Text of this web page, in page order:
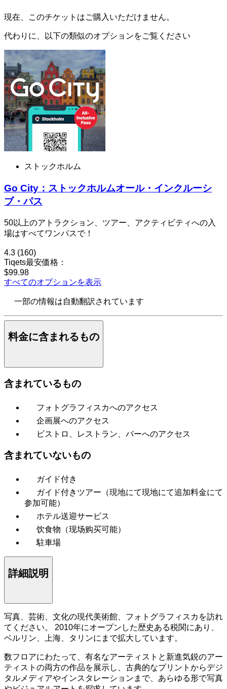
現在、このチケットはご購入いただけません。
代わりに、以下の類似のオプションをご覧ください
ストックホルム
Go City：ストックホルムオール・インクルーシ
ブ・パス
50以上のアトラクション、ツアー、アクティビティへの入
場はすべてワンパスで！
4.3 (160)
Tiqets最安価格：
$99.98
すべてのオプションを表示
一部の情報は自動翻訳されています
料金に含まれるもの
含まれているもの
フォトグラフィスカへのアクセス
企画展へのアクセス
ビストロ、レストラン、バーへのアクセス
含まれていないもの
ガイド付き
ガイド付きツアー（現地にて現地にて追加料金にて
参加可能）
ホテル送迎サービス
饮食物（现场购买可能）
駐車場
詳細説明
写真、芸術、文化の現代美術館、フォトグラフィスカを訪れ
てください。 2010年にオープンした歴史ある税関にあり、
ベルリン、上海、タリンにまで拡大しています。
数フロアにわたって、有名なアーティストと新進気鋭のアー
ティストの両方の作品を展示し、古典的なプリントからデジ
タルメディアやインスタレーションまで、あらゆる形で写真